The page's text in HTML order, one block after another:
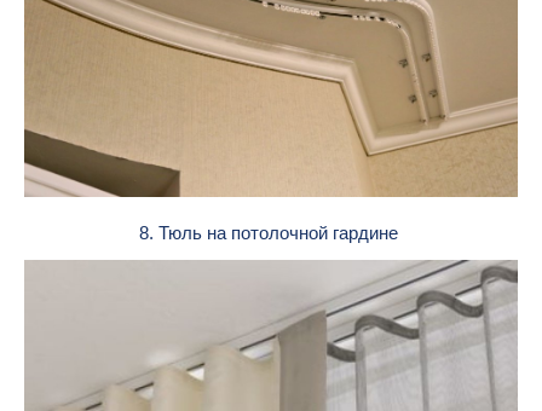
8. Тюль на потолочной гардине